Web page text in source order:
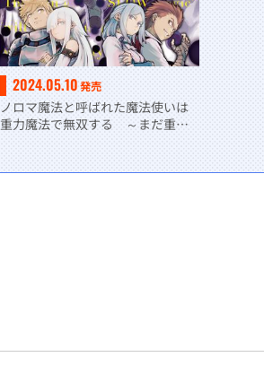
2024.05.10発売
ノロマ魔法と呼ばれた魔法使いは
重力魔法で無双する ～まだ重力